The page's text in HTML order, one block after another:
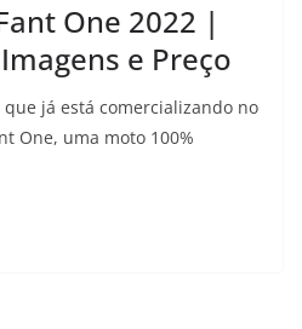
One 2022 |
e Preço
já está comercializando no
One, uma moto 100%